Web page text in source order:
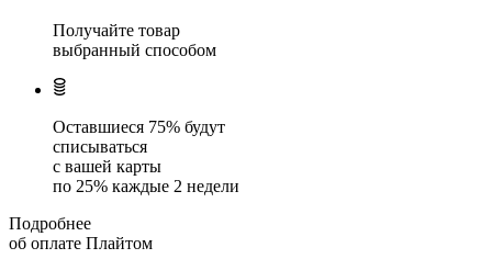
Получайте товар
выбранный способом
Оставшиеся 75% будут
списываться
с вашей карты
по 25% каждые 2 недели
Подробнее
об оплате Плайтом